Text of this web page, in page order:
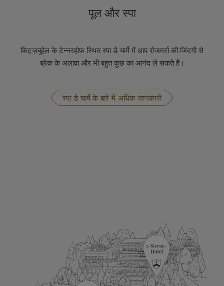
पूल और स्पा
किट्ज़बुहेल के टेन्नरहोफ स्थित स्पा डे चार्मे में आप रोजमर्रा की जिंदगी से
ब्रेक के अलावा और भी बहुत कुछ का आनंद ले सकते हैं।
स्पा डे चार्मे के बारे में अधिक जानकारी